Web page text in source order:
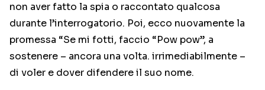
non aver fatto la spia o raccontato qualcosa
durante l’interrogatorio. Poi, ecco nuovamente la
promessa “Se mi fotti, faccio “Pow pow”, a
sostenere – ancora una volta. irrimediabilmente –
di voler e dover difendere il suo nome.